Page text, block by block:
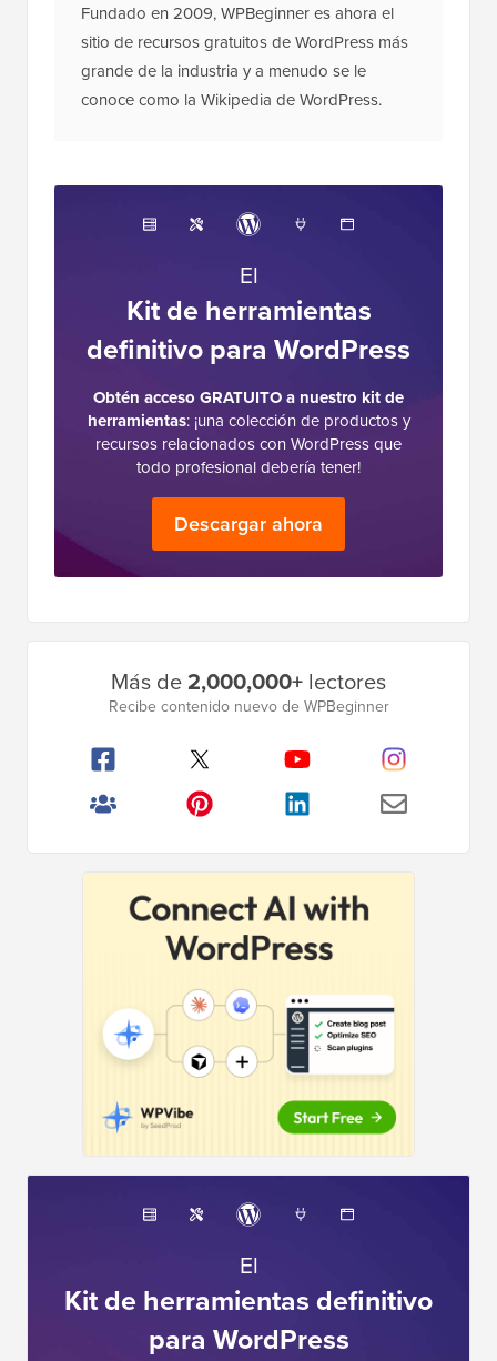
Fundado en 2009, WPBeginner es ahora el
sitio de recursos gratuitos de WordPress más
grande de la industria y a menudo se le
conoce como la Wikipedia de WordPress.
El
Kit de herramientas
definitivo para WordPress
Obtén acceso GRATUITO a nuestro kit de
herramientas: ¡una colección de productos y
recursos relacionados con WordPress que
todo profesional debería tener!
Descargar ahora
Más de2,000,000+ lectores
Recibe contenido nuevo de WPBeginner
El
Kit de herramientas definitivo
para WordPress